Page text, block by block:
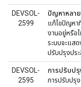
DEVSOL-
2599
ปัญหาหลา
แก้ไขปัญหา
งานอยู่หรือ
ระบบจะแส
ปรับปรุงปร
DEVSOL-
2595
การปรับปรุ
การปรับปรุ